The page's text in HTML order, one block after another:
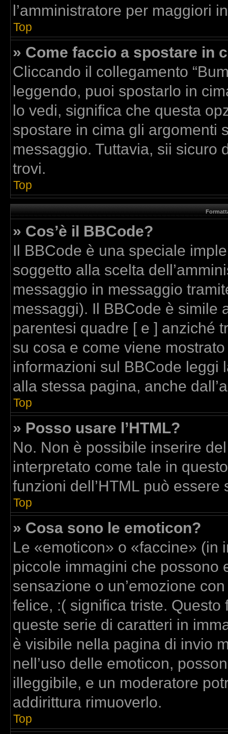
l’amministratore per maggiori
Top
» Come faccio a spostare in
Cliccando il collegamento
leggendo, puoi spostarlo in
lo vedi, significa che questa
spostare in cima gli argomenti
messaggio. Tuttavia, sii sicuro
trovi.
Top
» Cos’è il BBCode?
Il BBCode è una speciale
soggetto alla scelta
messaggio in messaggio
messaggi). Il BBCode è simile
parentesi quadre [ e ] anziché
su cosa e come viene
informazioni sul BBCode leggi
alla stessa pagina, anche
Top
» Posso usare l’HTML?
No. Non è possibile inserire
interpretato come tale in
funzioni dell’HTML può
Top
» Cosa sono le emoticon?
Le «emoticon» o «faccine» (in
piccole immagini che possono
sensazione o un’emozione
felice, :( significa triste.
queste serie di caratteri in
è visibile nella pagina di invio
nell’uso delle emoticon,
illeggibile, e un moderatore
addirittura rimuoverlo.
Top